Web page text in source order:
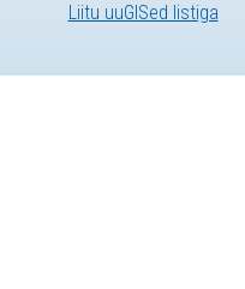
Liitu uuGISed listiga